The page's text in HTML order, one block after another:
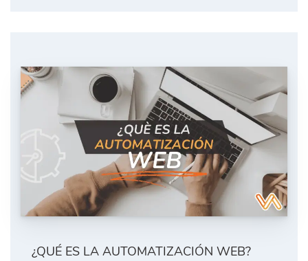
¿QUÉ ES LA AUTOMATIZACIÓN WEB?